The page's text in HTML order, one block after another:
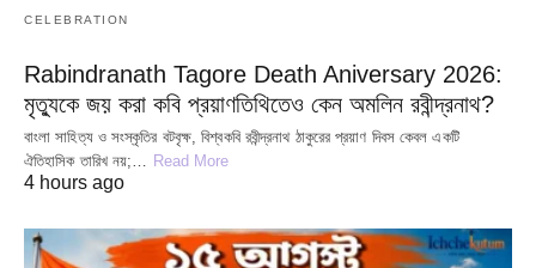
CELEBRATION
Rabindranath Tagore Death Aniversary 2026:
মৃত্যুকে জয় করা কবি প্রয়াণতিথিতেও কেন অমলিন রবীন্দ্রনাথ?
বাংলা সাহিত্য ও সংস্কৃতির বটবৃক্ষ, বিশ্বকবি রবীন্দ্রনাথ ঠাকুরের প্রয়াণ দিবস কেবল একটি
ঐতিহাসিক তারিখ নয়;… Read More
4 hours ago